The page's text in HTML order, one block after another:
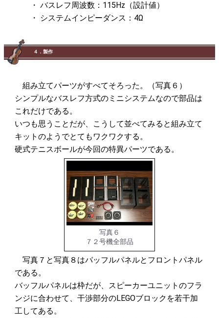
・ バスレフ周波数：115Hz（設計値）
・ システムインピーダンス：4Ω
４．製作
組み立てパーツがすべてそろった。（写真６）
シンプルなバスレフ方式のミニシステムなので部品は
これだけである。
いつも思うことだが、こうして並べてみると組み立て
キットのようでとてもワクワクする。
硬式テニスボールが今回の特異パーツである。
写真６
７２号機全部品
写真７と写真８はバッフルパネルとフロントパネル
である。
バッフルパネルは枠だが、スピーカーユニットのフラ
ンジに合わせて、干渉部分のLEGOブロックを若干加
工してある。